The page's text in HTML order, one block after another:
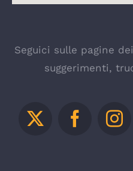
Seguici sulle pagine
suggerimenti,